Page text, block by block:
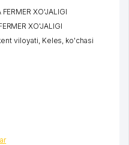
XO'JALIGI
XO'JALIGI
viloyati Keles ko'chasi